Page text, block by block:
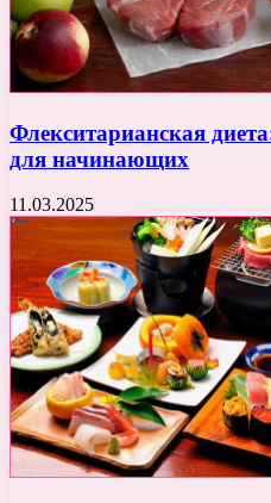
Флекситарианская
для начинающих
11.03.2025